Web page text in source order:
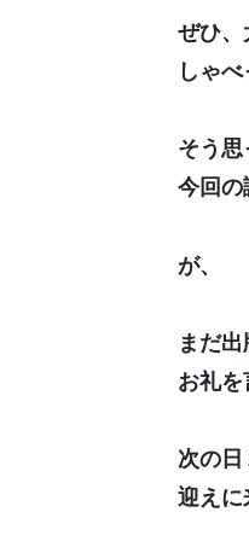
ぜひ、
しゃ
そう
今回の
が、
まだ
お礼
次の日
迎えに